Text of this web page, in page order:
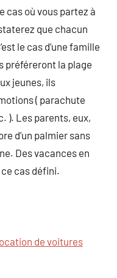
cas où vous partez à
que chacun
le cas d’une famille
préféreront la plage
jeunes, ils
( parachute
). Les parents, eux,
d’un palmier sans
Des vacances en
cas défini.
de voitures